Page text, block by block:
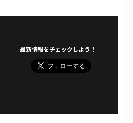
最新情報をチェックしよう！